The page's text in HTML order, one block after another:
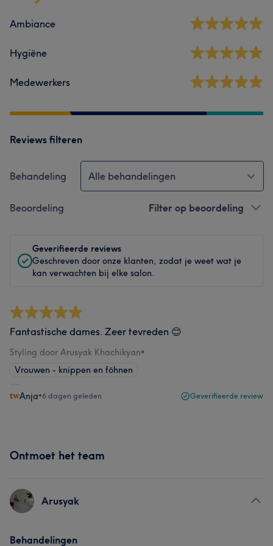
Ambiance
Hygiëne
Medewerkers
Reviews filteren
Behandeling Alle behandelingen
Beoordeling Filter op beoordeling
Geverifieerde reviews
Geschreven door onze klanten, zodat je weet wat je
kan verwachten bij elke salon.
Fantastische dames. Zeer tevreden 😊
Styling door Arusyak Khachikyan•
Vrouwen - knippen en föhnen
Anja•6 dagen geleden Geverifieerde review
Ontmoet het team
Arusyak
Behandelingen